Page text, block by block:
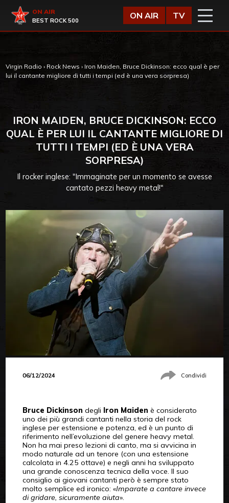
Virgin Radio
ON AIR
BEST ROCK 500
ON AIR TV
Virgin Radio › Rock News › Iron Maiden, Bruce Dickinson: ecco qual è per
lui il cantante migliore di tutti i tempi (ed è una vera sorpresa)
IRON MAIDEN, BRUCE DICKINSON: ECCO
QUAL È PER LUI IL CANTANTE MIGLIORE DI
TUTTI I TEMPI (ED È UNA VERA
SORPRESA)
Il rocker inglese: "Immaginate per un momento se avesse
cantato pezzi heavy metal!"
06/12/2024 Condividi
Bruce Dickinson degli Iron Maiden è considerato
uno dei più grandi cantanti nella storia del rock
inglese per estensione e potenza, ed è un punto di
riferimento nell’evoluzione del genere heavy metal.
Non ha mai preso lezioni di canto, ma si avvicina in
modo naturale ad un tenore (con una estensione
calcolata in 4.25 ottave) e negli anni ha sviluppato
una grande conoscenza tecnica della voce. Il suo
consiglio ai giovani cantanti però è sempre stato
molto semplice ed ironico: «Imparate a cantare invece
di gridare, sicuramente aiuta».